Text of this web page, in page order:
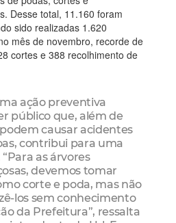
Desse total, 11.160 foram
sido realizadas 1.620
mês de novembro, recorde de
cortes e 388 recolhimento de
ação preventiva
público que, além de
causar acidentes
contribui para uma
as árvores
devemos tomar
corte e poda, mas não
los sem conhecimento
da Prefeitura”, ressalta